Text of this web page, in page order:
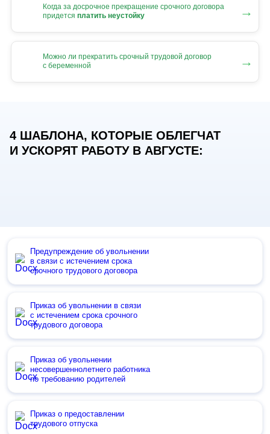
Когда за досрочное прекращение срочного договора
придется платить неустойку →
Можно ли прекратить срочный трудовой договор
с беременной
→
4 ШАБЛОНА, КОТОРЫЕ ОБЛЕГЧАТ
И УСКОРЯТ РАБОТУ В АВГУСТЕ:
Предупреждение об увольнении
в связи с истечением срока
срочного трудового договора
Приказ об увольнении в связи
с истечением срока срочного
трудового договора
Приказ об увольнении
несовершеннолетнего работника
по требованию родителей
Приказ о предоставлении
трудового отпуска